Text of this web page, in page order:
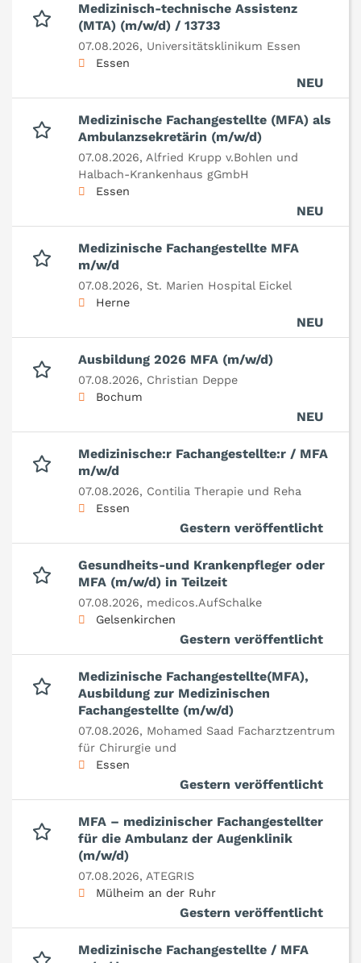
Medizinisch-technische Assistenz
(MTA) (m/w/d) / 13733
07.08.2026, Universitätsklinikum Essen
Essen
NEU
Medizinische Fachangestellte (MFA) als
Ambulanzsekretärin (m/w/d)
07.08.2026, Alfried Krupp v.Bohlen und
Halbach-Krankenhaus gGmbH
Essen
NEU
Medizinische Fachangestellte MFA
m/w/d
07.08.2026, St. Marien Hospital Eickel
Herne
NEU
Ausbildung 2026 MFA (m/w/d)
07.08.2026, Christian Deppe
Bochum
NEU
Medizinische:r Fachangestellte:r / MFA
m/w/d
07.08.2026, Contilia Therapie und Reha
Essen
Gestern veröffentlicht
Gesundheits-und Krankenpfleger oder
MFA (m/w/d) in Teilzeit
07.08.2026, medicos.AufSchalke
Gelsenkirchen
Gestern veröffentlicht
Medizinische Fachangestellte(MFA),
Ausbildung zur Medizinischen
Fachangestellte (m/w/d)
07.08.2026, Mohamed Saad Facharztzentrum
für Chirurgie und
Essen
Gestern veröffentlicht
MFA – medizinischer Fachangestellter
für die Ambulanz der Augenklinik
(m/w/d)
07.08.2026, ATEGRIS
Mülheim an der Ruhr
Gestern veröffentlicht
Medizinische Fachangestellte / MFA